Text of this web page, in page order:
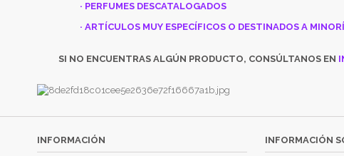
· PERFUMES DESCATALOGADOS
· ARTÍCULOS MUY ESPECÍFICOS O DESTINADOS A
SI NO ENCUENTRAS ALGÚN PRODUCTO, CONSÚLTANOS EN
INFORMACIÓN INFORMACIÓN